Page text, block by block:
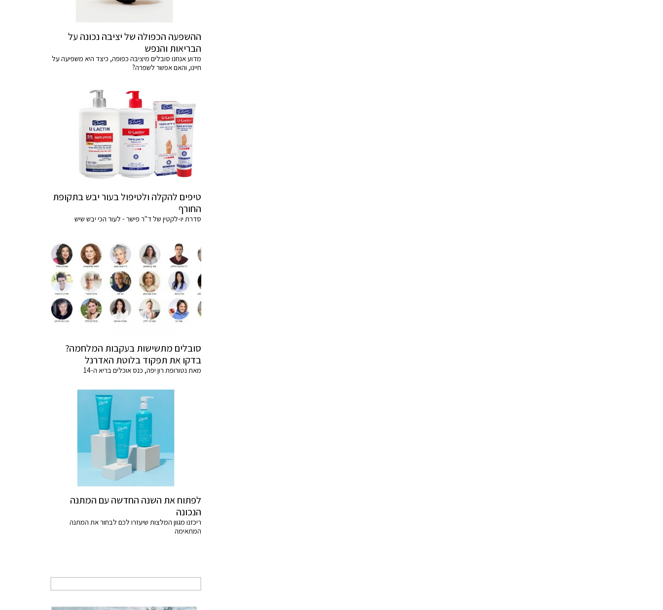
ההשפעה הכפולה של יציבה נכונה על
הבריאות והנפש
מדוע אנחנו סובלים מיציבה כפופה, כיצד היא משפיעה על
חיינו, והאם אפשר לשפרה?
טיפים להקלה ולטיפול בעור יבש בתקופת
החורף
סדרת יו-לקטין של ד"ר פישר - לעור הכי יבש שיש
סובלים מתשישות בעקבות המלחמה?
בדקו את תפקוד בלוטת האדרנל
מאת נטורופת רון יפה, כנס אוכלים בריא ה-14
לפתוח את השנה החדשה עם המתנה
הנכונה
ריכזנו מגוון המלצות שיעזרו לכם לבחור את המתנה
המתאימה